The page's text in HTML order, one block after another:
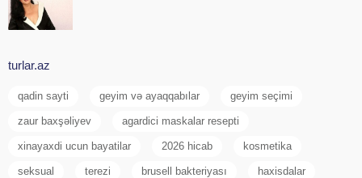
turlar.az
qadin sayti geyim və ayaqqabılar geyim seçimi
zaur baxşəliyev agardici maskalar resepti
xinayaxdi ucun bayatilar 2026 hicab kosmetika
seksual terezi brusell bakteriyası haxisdalar